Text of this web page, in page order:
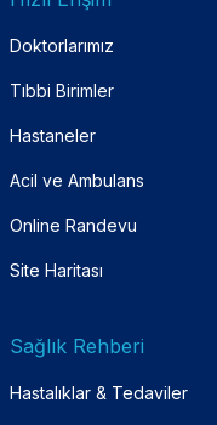
Doktorlarımız
Tıbbi Birimler
Hastaneler
Acil ve Ambulans
Online Randevu
Site Haritası
Sağlık Rehberi
Hastalıklar & Tedaviler